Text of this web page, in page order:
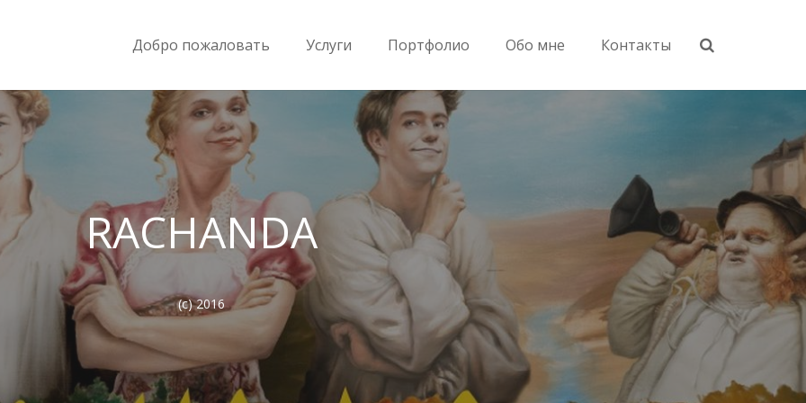
Добро пожаловать Услуги Портфолио Обо мне Контакты
RACHANDA
(c) 2016